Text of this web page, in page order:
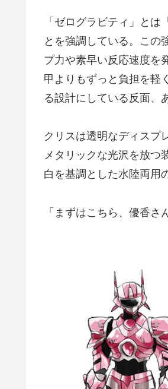
「ゼログラビティ」と
とを強調している。この
プ力や素早い反応速度を
甲よりもずっと負担を軽
る設計にしている反面、
クリスは透明なディスプ
メタリックな光沢を放つ
白を基調とした水陸両用
「まずはこちら、優香さ